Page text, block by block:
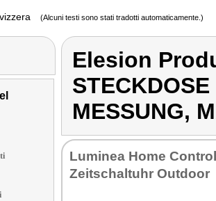
(Alcuni testi sono stati tradotti automaticamente.)
Elesion
MESSUNG,
Luminea Home Control
Zeitschaltuhr Outdoor